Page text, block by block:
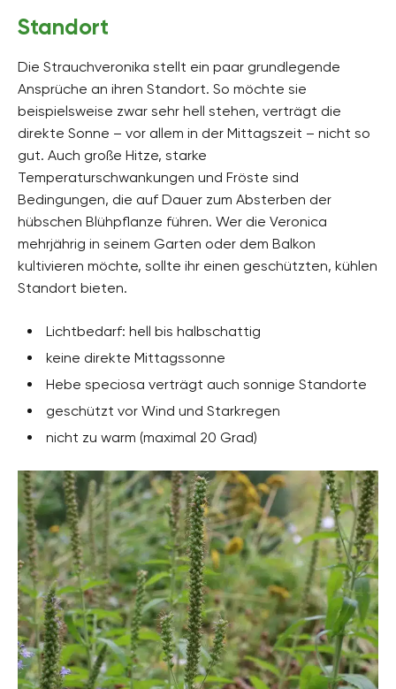
schwach sauer
Kalktolerant
Humus
humusreich
Giftig
Nein
Pflanzenfamilien
Wegerichgewächse, Plantaginaceae
Pflanzenarten
Immergrüne Sträucher, Kübelpflanzen,
Ziersträucher
Gartenstil
Standort
Die Strauchveronika stellt ein paar grundlegende
Ansprüche an ihren Standort. So möchte sie
beispielsweise zwar sehr hell stehen, verträgt die
direkte Sonne – vor allem in der Mittagszeit – nicht so
gut. Auch große Hitze, starke
Temperaturschwankungen und Fröste sind
Bedingungen, die auf Dauer zum Absterben der
hübschen Blühpflanze führen. Wer die Veronica
mehrjährig in seinem Garten oder dem Balkon
kultivieren möchte, sollte ihr einen geschützten, kühlen
Standort bieten.
Lichtbedarf: hell bis halbschattig
keine direkte Mittagssonne
Hebe speciosa verträgt auch sonnige Standorte
geschützt vor Wind und Starkregen
nicht zu warm (maximal 20 Grad)